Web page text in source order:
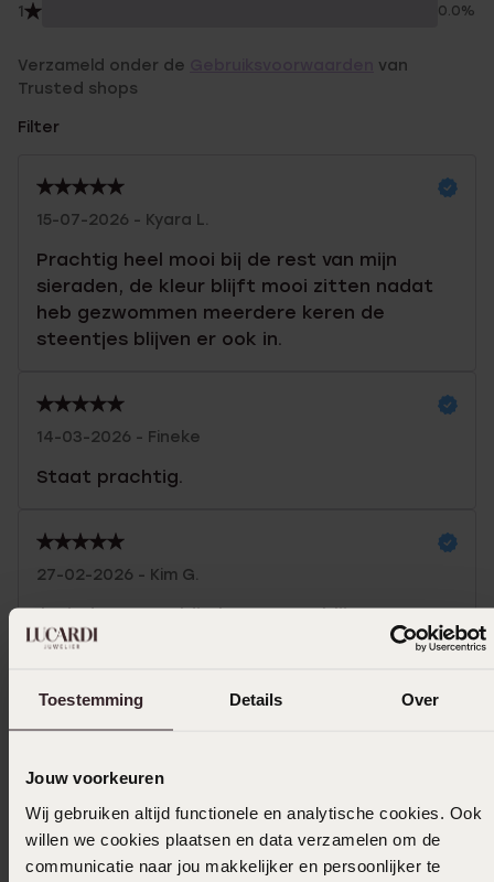
Toestemming Details Over
Jouw voorkeuren
Wij gebruiken altijd functionele en analytische cookies. Ook
willen we cookies plaatsen en data verzamelen om de
communicatie naar jou makkelijker en persoonlijker te
1 0.0%
Verzameld onder de
van
Trusted shops
Filter
15-07-2026 - Kyara L.
Prachtig heel mooi bij de rest van mijn
sieraden, de kleur blijft mooi zitten nadat
heb gezwommen meerdere keren de
steentjes blijven er ook in.
14-03-2026 - Fineke
Staat prachtig.
27-02-2026 - Kim G.
Ik vind ze geweldig,ben er erg blij mee!!
In winkelmand
Ook leuk voor jou